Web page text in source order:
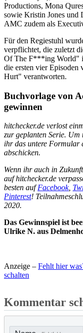
Productions, Mona
sowie Kristin Jones und
AMC zudem als
Für den Regiestuhl
verpflichtet, die zuletzt
Of The F***ing World"
die ersten vier
Hurt" verantworten.
Buchvorlage von
gewinnen
hitchecker.de verlost
zur geplanten Serie. Um
ihr das untere Formular
abschicken.
Wenn ihr auch in
auf hitchecker.de
besten aufFacebook,
Pinterest!
2020.
Das Gewinnspiel ist
Ulrike N. aus
Anzeige – Fehlt hier
schalten
Kommentar